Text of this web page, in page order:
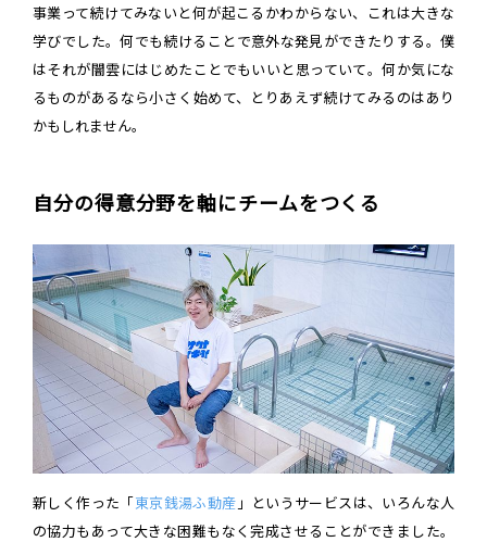
事業って続けてみないと何が起こるかわからない、これは大きな
学びでした。何でも続けることで意外な発見ができたりする。僕
はそれが闇雲にはじめたことでもいいと思っていて。何か気にな
るものがあるなら小さく始めて、とりあえず続けてみるのはあり
かもしれません。
自分の得意分野を軸にチームをつくる
新しく作った「 東京銭湯ふ動産 」というサービスは、いろんな人
の協力もあって大きな困難もなく完成させることができました。